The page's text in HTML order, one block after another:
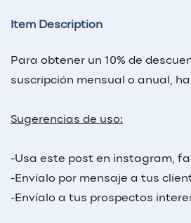
Item Description
Para obtener un 10% de
suscripción mensual o anual,
Sugerencias de uso:
-Usa este post en instagram,
-Envíalo por mensaje a tus
-Envíalo a tus prospectos